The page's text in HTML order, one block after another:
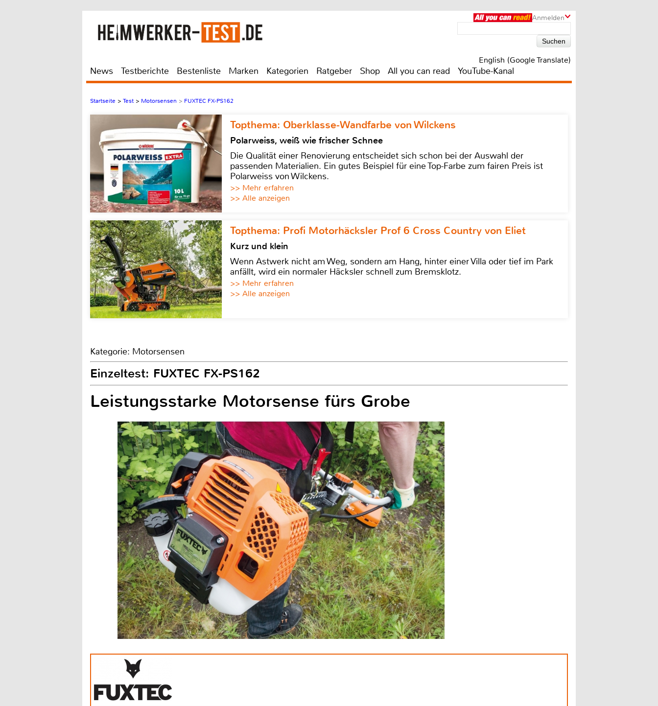
Anmelden
English (Google Translate)
News Testberichte Bestenliste Marken Kategorien Ratgeber Shop All you can read YouTube-Kanal
Startseite > Test > Motorsensen > FUXTEC FX-PS162
Topthema: Oberklasse-Wandfarbe von Wilckens
Polarweiss, weiß wie frischer Schnee
Die Qualität einer Renovierung entscheidet sich schon bei der Auswahl der
passenden Materialien. Ein gutes Beispiel für eine Top-Farbe zum fairen Preis ist
Polarweiss von Wilckens.
>> Mehr erfahren
>> Alle anzeigen
Topthema: Profi Motorhäcksler Prof 6 Cross Country von Eliet
Kurz und klein
Wenn Astwerk nicht am Weg, sondern am Hang, hinter einer Villa oder tief im Park
anfällt, wird ein normaler Häcksler schnell zum Bremsklotz.
>> Mehr erfahren
>> Alle anzeigen
Kategorie: Motorsensen
Einzeltest: FUXTEC FX-PS162
Leistungsstarke Motorsense fürs Grobe